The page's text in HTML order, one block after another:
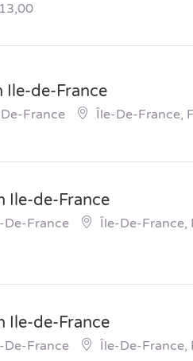
Ile-de-France
France Île-De-France,
Ile-de-France
De-France
Île-De-France,
Ile-de-France
De-France
Île-De-France,